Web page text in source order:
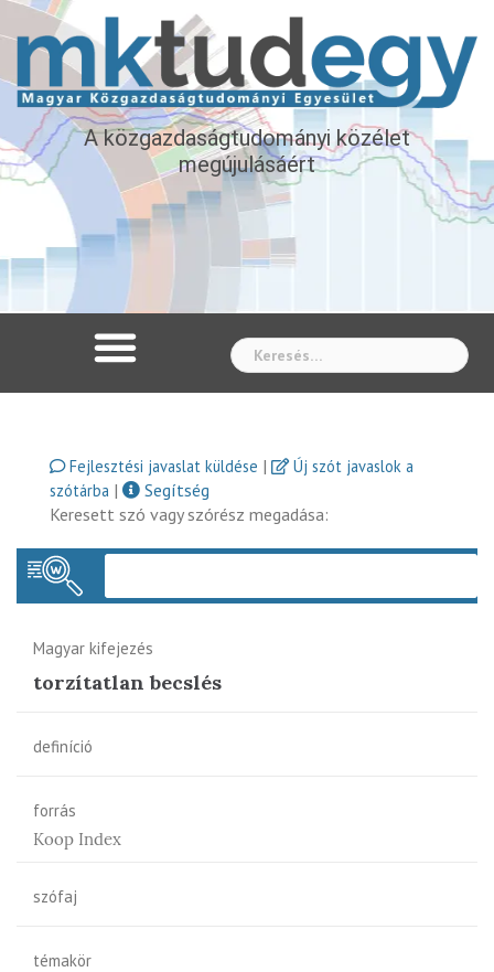
A közgazdaságtudományi közélet
megújulásáért
Fejlesztési javaslat küldése |
Új szót javaslok a
szótárba |
Segítség
Keresett szó vagy szórész megadása:
Magyar kifejezés
torzítatlan becslés
definíció
forrás
Koop Index
szófaj
témakör